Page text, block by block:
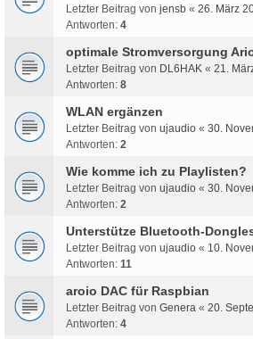
Letzter Beitrag von jensb « 26. März
Antworten: 4
optimale Stromversorgung
Letzter Beitrag von DL6HAK « 21.
Antworten: 8
WLAN ergänzen
Letzter Beitrag von ujaudio « 30.
Antworten: 2
Wie komme ich zu Playlisten?
Letzter Beitrag von ujaudio « 30.
Antworten: 2
Unterstütze Bluetooth-
Letzter Beitrag von ujaudio « 10.
Antworten: 11
aroio DAC für Raspbian
Letzter Beitrag von Genera « 20.
Antworten: 4